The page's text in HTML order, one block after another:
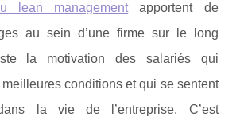
lean management apportent de
au sein d’une firme sur le long
la motivation des salariés qui
conditions et qui se sentent
la vie de l’entreprise. C’est